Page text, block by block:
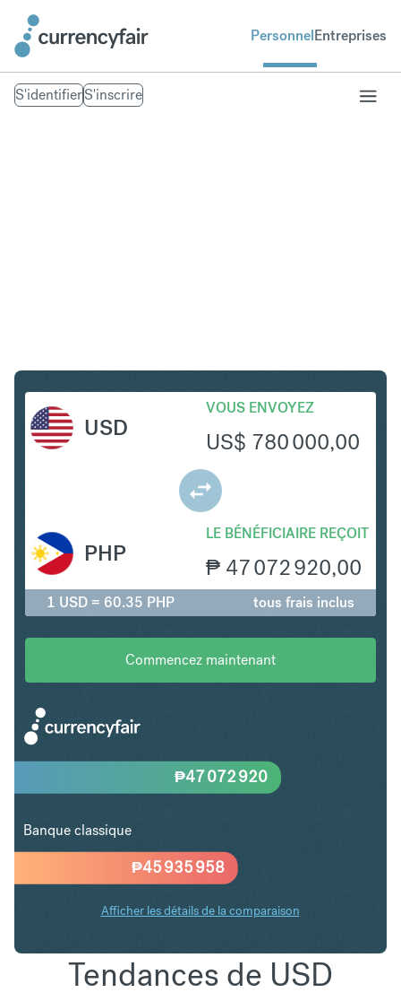
PersonnelEntreprises
S'identifierS'inscrire
USD
VOUS ENVOYEZ
US$ 780 000,00
LE BÉNÉFICIAIRE REÇOIT
₱ 47 072 920,00
PHP
1 USD = 60.35 PHP tous frais inclus
Commencez maintenant
₱45 935 958
₱47 072 920
Banque classique
Afficher les détails de la comparaison
Tendances de USD